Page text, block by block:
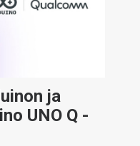
ja
UNO Q -